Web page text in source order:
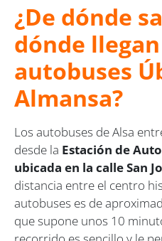
¿De dónde
dónde
autobuses
Almansa?
Los autobuses de Alsa
desde la Estación de
ubicada en la calle San
distancia entre el centro
autobuses es de
que supone unos 10